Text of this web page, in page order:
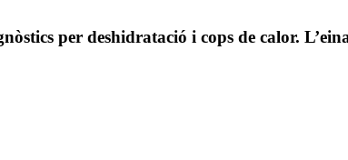
per deshidratació i cops de calor.